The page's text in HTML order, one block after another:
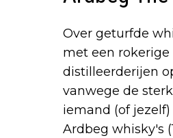
Over geturfde
met een rokerige
distilleerderijen
vanwege de
iemand (of
Ardbeg whisky's